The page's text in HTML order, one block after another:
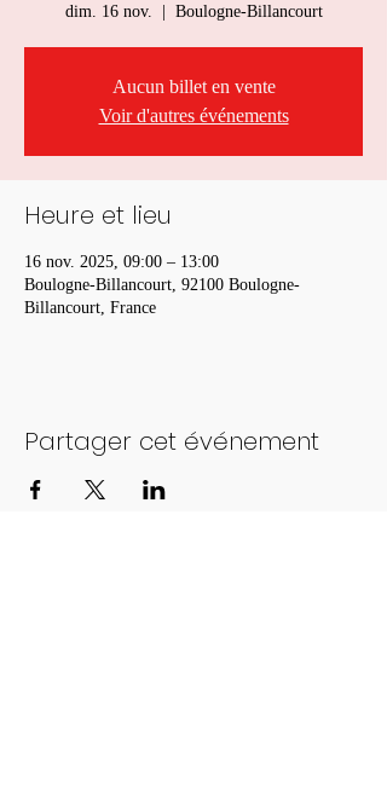
dim. 16 nov. Boulogne-Billancourt
Aucun billet en vente
Voir d'autres événements
Heure et lieu
16 nov. 2025, 09:00 – 13:00
Boulogne-Billancourt, 92100 Boulogne-
Billancourt, France
Partager cet événement